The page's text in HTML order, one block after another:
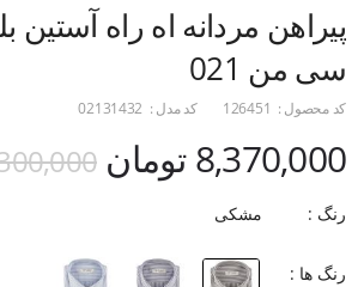
پیراهن مردانه اه راه آستین
سی من 021
کد محصول : 126451 کد مدل : 02131432
8,370,000 تومان 9,300,000
رنگ : مشکی
رنگ ها :